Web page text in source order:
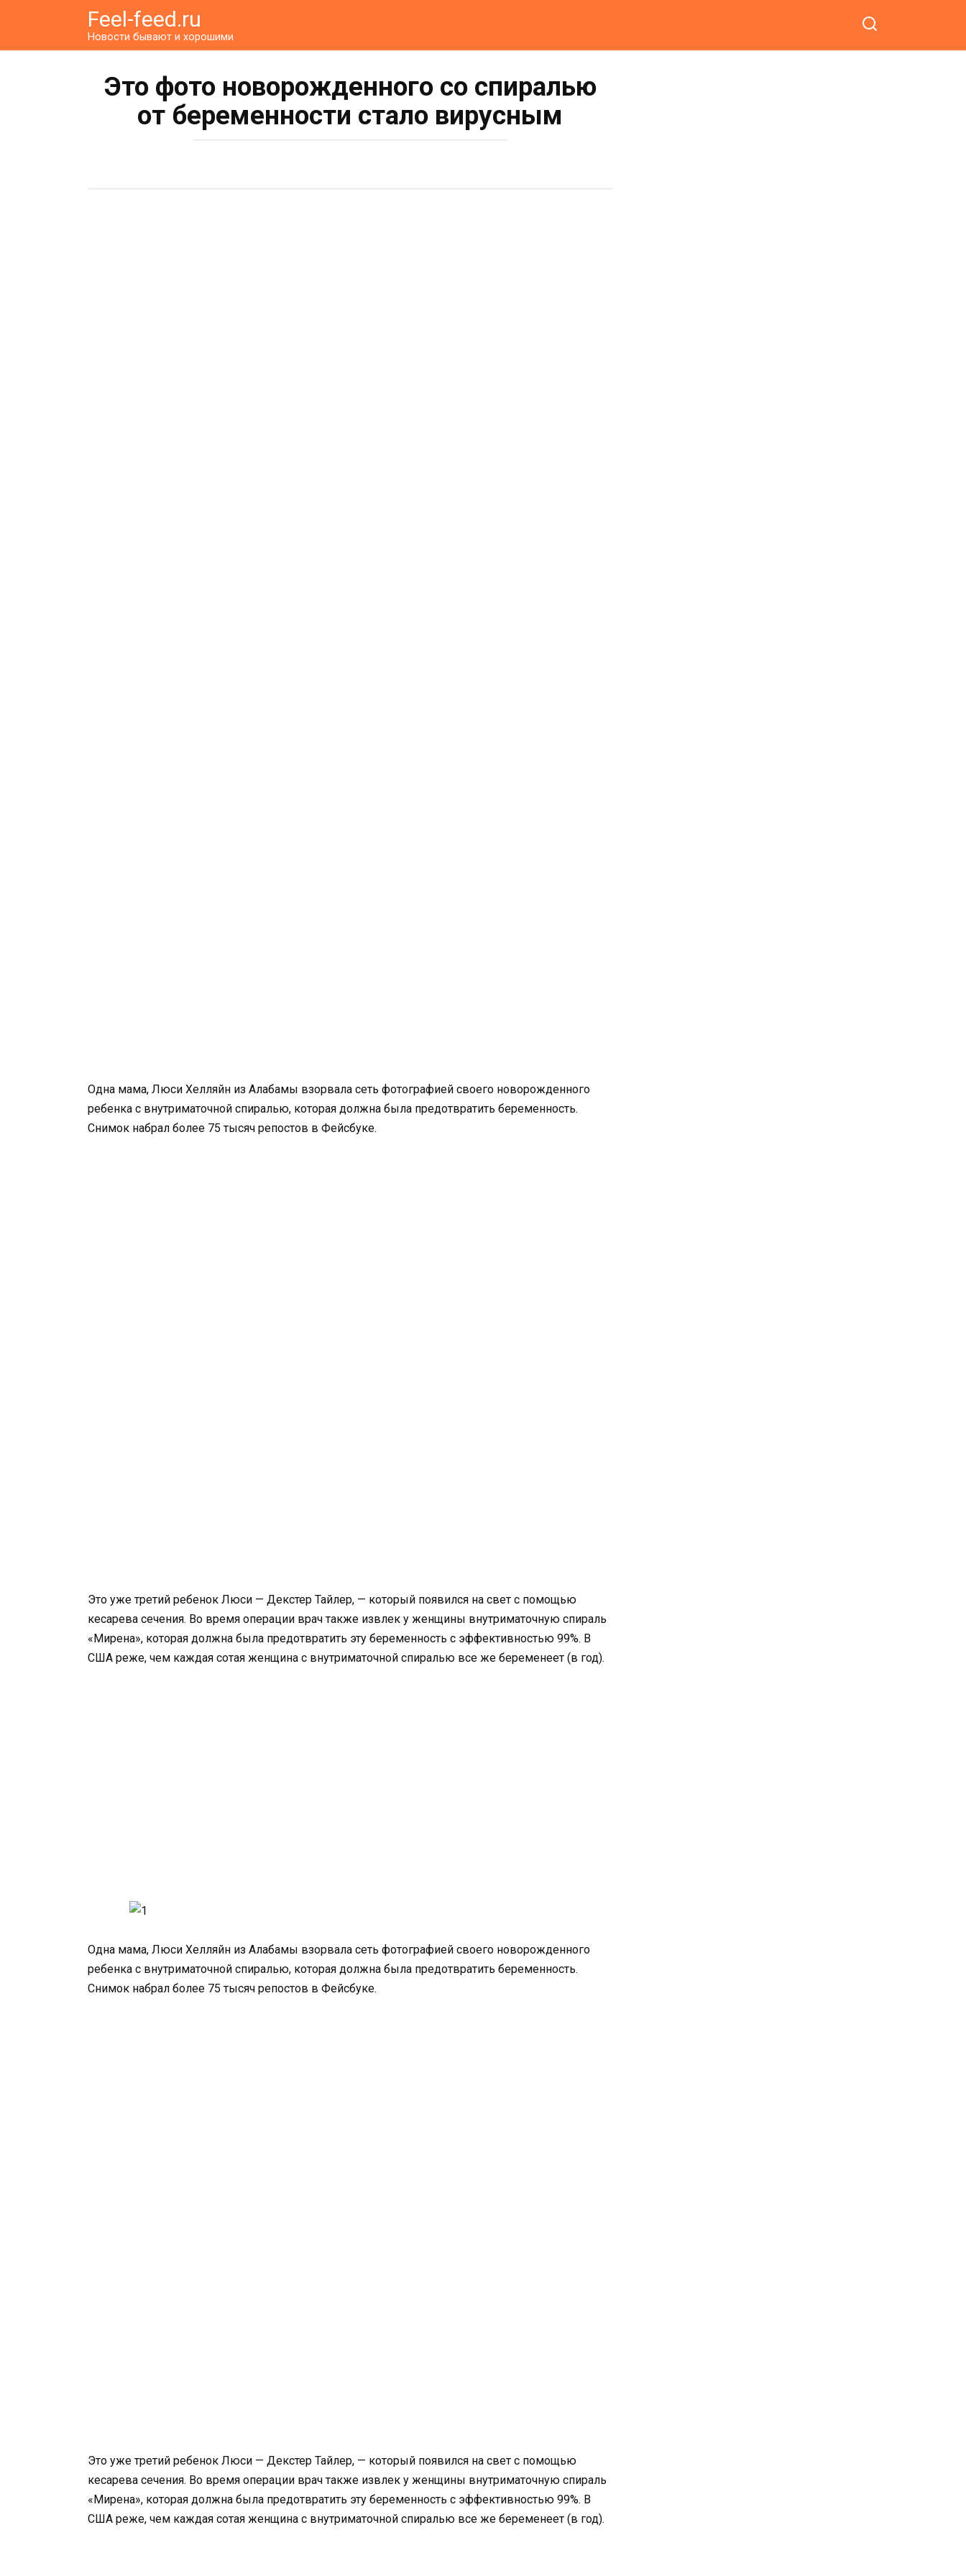
Feel-feed.ru
Новости бывают и хорошими
Это фото новорожденного со спиралью
от беременности стало вирусным
Одна мама, Люси Хелляйн из Алабамы взорвала сеть фотографией своего новорожденного
ребенка с внутриматочной спиралью, которая должна была предотвратить беременность.
Снимок набрал более 75 тысяч репостов в Фейсбуке.
Это уже третий ребенок Люси — Декстер Тайлер, — который появился на свет с помощью
кесарева сечения. Во время операции врач также извлек у женщины внутриматочную спираль
«Мирена», которая должна была предотвратить эту беременность с эффективностью 99%. В
США реже, чем каждая сотая женщина с внутриматочной спиралью все же беременеет (в год).
Одна мама, Люси Хелляйн из Алабамы взорвала сеть фотографией своего новорожденного
ребенка с внутриматочной спиралью, которая должна была предотвратить беременность.
Снимок набрал более 75 тысяч репостов в Фейсбуке.
Это уже третий ребенок Люси — Декстер Тайлер, — который появился на свет с помощью
кесарева сечения. Во время операции врач также извлек у женщины внутриматочную спираль
«Мирена», которая должна была предотвратить эту беременность с эффективностью 99%. В
США реже, чем каждая сотая женщина с внутриматочной спиралью все же беременеет (в год).